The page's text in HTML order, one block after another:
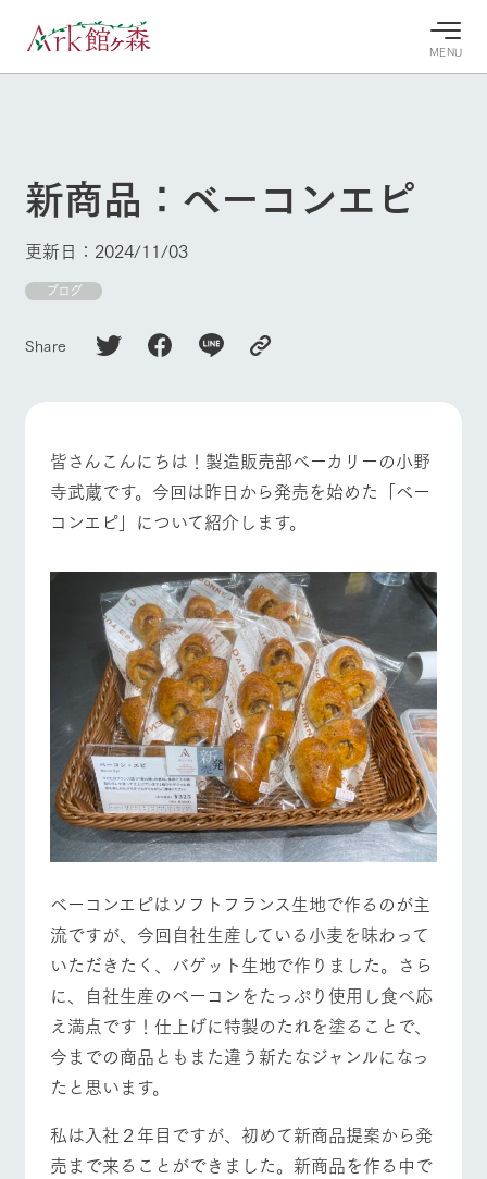
MENU
牧場へ行
く
営業時
間・料金
交通アク
セス
よくいた
だく質問
ペットを
お連れの
お客様へ
お問い合
わせ・資
料請求
よく見られている情報
今日の牧
本日の営業時間
や牧場の天気、
状況などを毎日
Ark館ヶ森で開
催しているイベ
情報やスケジュ
ビゲート
施設・体験情報
ガーデン
花のある美しい
自然環境の中、
季節の移り変わ
りを存分に味わ
う
れあう
触れて、感じ
て、学ぶ。館ヶ
森の雄大な自然
なかで動物とふ
れあう
ビティ／
体験
ツリーハウスや
各種体験教室な
ど、楽しみなが
ら学べる様々な
アクティビティ
レストラ
牧場の生産品を
知り尽くした料
理人が腕を振
い、ビュッフェ
ショップ
／お買い
物
丹精込めて育て
た生産品をはじ
め、牧場産の逸
店舗
牧場マッ
プ
牧場マップのダ
ウンロード
周遊バス
牧場内を巡る周
遊バスのご案内
Ark館ヶ森について
牧場に行く
生産品を見る
お知らせ
お問い合わせ・資料請求
生産品カタログ・資料DL
English (Google Translate)
ネットショップ
個人情報取扱いについて
牧場トップ 今日の牧場 牧場の楽しみ方
イベント/フェア レストラン/BBQ
動物とふれあう アクティビティ/体験 ショップ/お買い物
牧場マップを見る 周遊バス
営業時間・料金 交通アクセス
よくあるご質問
団体のお客様へ
ペットをお連れの
お客様へ
新商品：ベーコンエピ
更新日：2024/11/03
ブログ
Share
皆さんこんにちは！製造販売部ベーカリーの小野
寺武蔵です。今回は昨日から発売を始めた「ベー
コンエピ」について紹介します。
ベーコンエピはソフトフランス生地で作るのが主
流ですが、今回自社生産している小麦を味わって
いただきたく、バゲット生地で作りました。さら
に、自社生産のベーコンをたっぷり使用し食べ応
え満点です！仕上げに特製のたれを塗ることで、
今までの商品ともまた違う新たなジャンルになっ
たと思います。
私は入社２年目ですが、初めて新商品提案から発
売まで来ることができました。新商品を作る中で